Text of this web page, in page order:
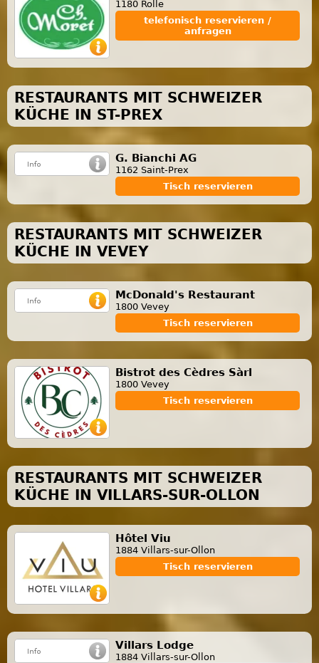
1180 Rolle
telefonisch reservieren /
anfragen
RESTAURANTS MIT SCHWEIZER
KÜCHE IN ST-PREX
G. Bianchi AG
1162 Saint-Prex
Tisch reservieren
RESTAURANTS MIT SCHWEIZER
KÜCHE IN VEVEY
McDonald's Restaurant
1800 Vevey
Tisch reservieren
Bistrot des Cèdres Sàrl
1800 Vevey
Tisch reservieren
RESTAURANTS MIT SCHWEIZER
KÜCHE IN VILLARS-SUR-OLLON
Hôtel Viu
1884 Villars-sur-Ollon
Tisch reservieren
Villars Lodge
1884 Villars-sur-Ollon